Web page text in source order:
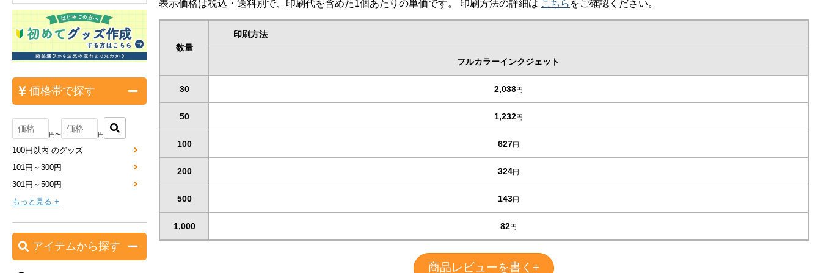
価格帯で探す
円〜 円
100円以内 のグッズ
101円～300円
301円～500円
もっと見る +
アイテムから探す
表示価格は税込・送料別で、印刷代を含めた1個あたりの単価です。 印刷方法の詳細は こちら をご確認ください。
数量
印刷方法
フルカラーインクジェット
30 2,038円
50 1,232円
100 627円
200 324円
500 143円
1,000 82円
商品レビューを書く+